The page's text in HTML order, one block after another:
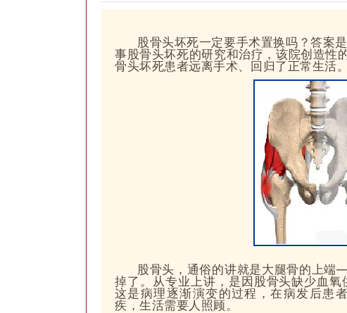
股骨头坏死一定要手术置换吗？答案
事股骨头坏死的研究和治疗，该院创造性
骨头坏死患者远离手术、回归了正常生活。
股骨头，通俗的讲就是大腿骨的上端
掉了。从专业上讲， 是因股骨头缺少血氧
这是病理逐渐演变的过程，在病发后患
疾，生活需要人照顾。